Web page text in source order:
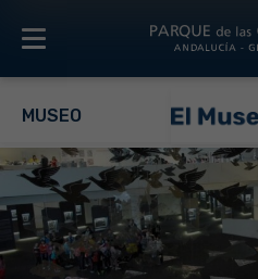
MUSEO